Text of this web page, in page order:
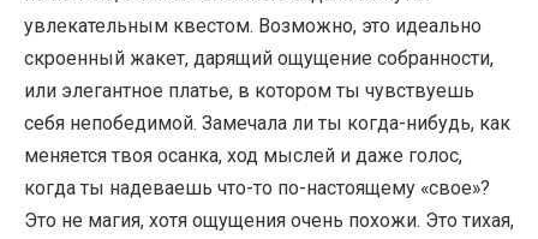
увлекательным квестом. Возможно, это идеально
скроенный жакет, дарящий ощущение собранности,
или элегантное платье, в котором ты чувствуешь
себя непобедимой. Замечала ли ты когда-нибудь, как
меняется твоя осанка, ход мыслей и даже голос,
когда ты надеваешь что-то по-настоящему «свое»?
Это не магия, хотя ощущения очень похожи. Это тихая,